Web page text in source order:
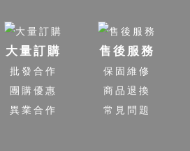
大量訂購
批發合作
團購優惠
異業合作
售後服務
保固維修
商品退換
常見問題